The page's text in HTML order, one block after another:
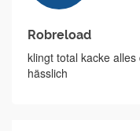
Robreload
klingt total kacke
hässlich